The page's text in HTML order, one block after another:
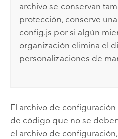
archivo se conservan
protección, conserve
config.js por si algún
organización elimina el
personalizaciones de
El archivo de
de código que no se
el archivo de